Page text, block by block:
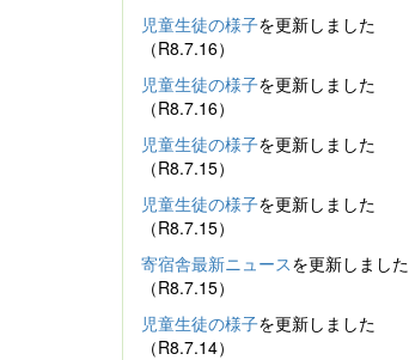
児童生徒の様子を更新しました
（R8.7.16）
児童生徒の様子を更新しました
（R8.7.16）
児童生徒の様子を更新しました
（R8.7.15）
児童生徒の様子を更新しました
（R8.7.15）
寄宿舎最新ニュースを更新しました
（R8.7.15）
児童生徒の様子を更新しました
（R8.7.14）